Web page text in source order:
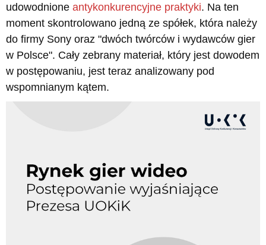
udowodnione antykonkurencyjne praktyki. Na ten
moment skontrolowano jedną ze spółek, która należy
do firmy Sony oraz "dwóch twórców i wydawców gier
w Polsce". Cały zebrany materiał, który jest dowodem
w postępowaniu, jest teraz analizowany pod
wspomnianym kątem.